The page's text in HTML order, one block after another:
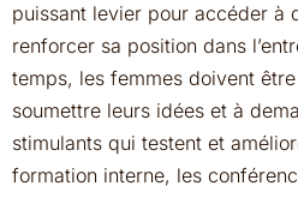
puissant levier pour accéder à
renforcer sa position dans
temps, les femmes doivent
soumettre leurs idées et à
stimulants qui testent et
formation interne, les